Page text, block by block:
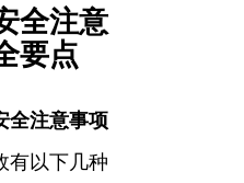
全注意
要点
全注意事项
有以下几种